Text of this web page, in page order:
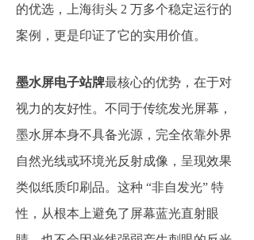
的优选，上海街头 2 万多个稳定运行的
案例，更是印证了它的实用价值。
墨水屏电子站牌最核心的优势，在于对
视力的友好性。不同于传统发光屏幕，
墨水屏本身不具备光源，完全依靠外界
自然光线或环境光反射成像，呈现效果
类似纸质印刷品。这种 “非自发光” 特
性，从根本上避免了屏幕蓝光直射眼